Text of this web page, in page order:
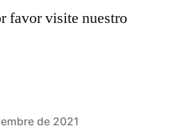
favor visite nuestro
de 2021